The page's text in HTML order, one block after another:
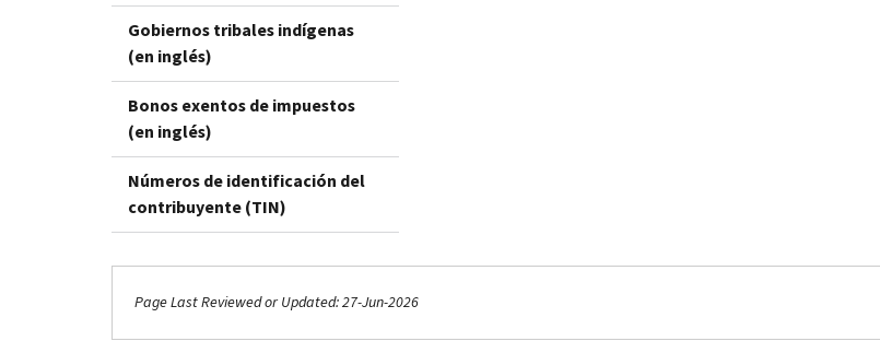
Gobiernos tribales indígenas
(en inglés)
Bonos exentos de impuestos
(en inglés)
Números de identificación del
contribuyente (TIN)
Page Last Reviewed or Updated: 27-Jun-2026